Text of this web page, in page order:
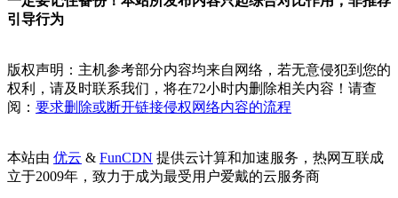
引导行为
版权声明：主机参考部分内容均来自网络，若无意侵犯到您的
权利，请及时联系我们，将在72小时内删除相关内容！请查
阅： 要求删除或断开链接侵权网络内容的流程
本站由 优云 & FunCDN 提供云计算和加速服务，热网互联成
立于2009年，致力于成为最受用户爱戴的云服务商